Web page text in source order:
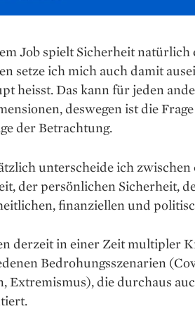
Job spielt Sicherheit natürlich
setze ich mich auch damit
heisst. Das kann für jeden
deswegen ist die
der Betrachtung.
unterscheide ich
der per­sönlichen Sicherheit,
finanziellen und
derzeit in einer Zeit multipler
Bedrohungsszenarien
Extremismus), die durchaus